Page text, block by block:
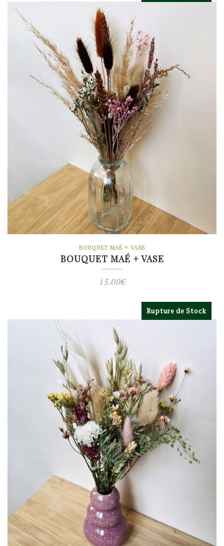
BOUQUET MAÉ + VASE
BOUQUET MAÉ + VASE
15.00€
Rupture de Stock